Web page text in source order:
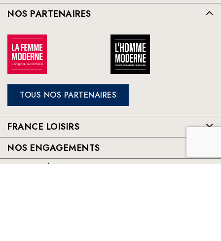
NOS PARTENAIRES
TOUS NOS PARTENAIRES
FRANCE LOISIRS
NOS ENGAGEMENTS